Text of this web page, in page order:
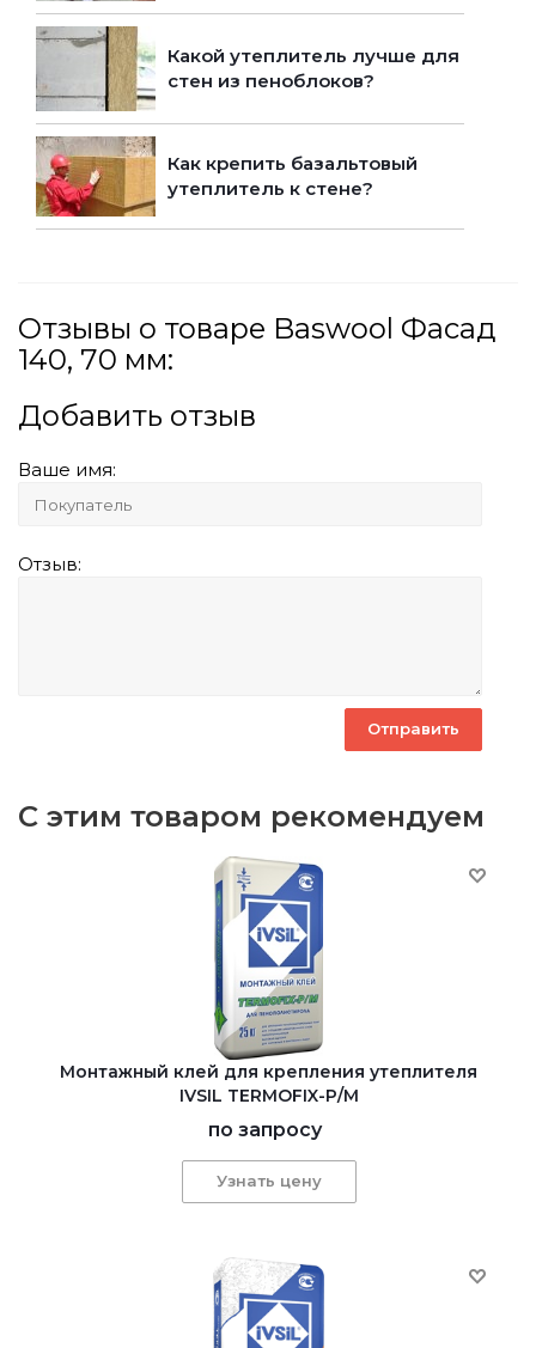
Какой утеплитель лучше для
стен из пеноблоков?
Как крепить базальтовый
утеплитель к стене?
Отзывы о товаре Baswool Фасад
140, 70 мм:
Добавить отзыв
Ваше имя:
Отзыв:
С этим товаром рекомендуем
Монтажный клей для крепления утеплителя
IVSIL TERMOFIX-Р/М
по запросу
Узнать цену